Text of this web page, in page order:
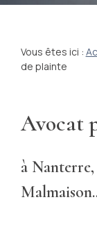
Vous êtes ici :
de plainte
Avocat
à